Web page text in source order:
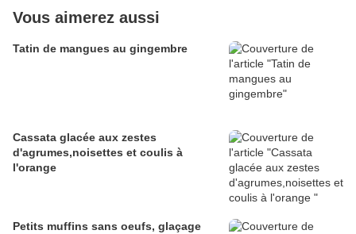
Vous aimerez aussi
Tatin de mangues au gingembre
Cassata glacée aux zestes
d'agrumes,noisettes et coulis à
l'orange
Petits muffins sans oeufs, glaçage